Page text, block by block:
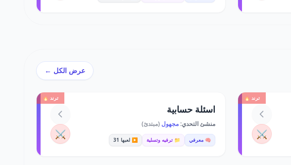
عرض الكل ←
ترند 🔥
⚔️
ترند 🔥
اسئلة حسابية
منشئ التحدي:مجهول (مبتدئ)
🧠 معرفي 📁 ترفيه وتسلية ▶️ لعبها 31 ⚔️